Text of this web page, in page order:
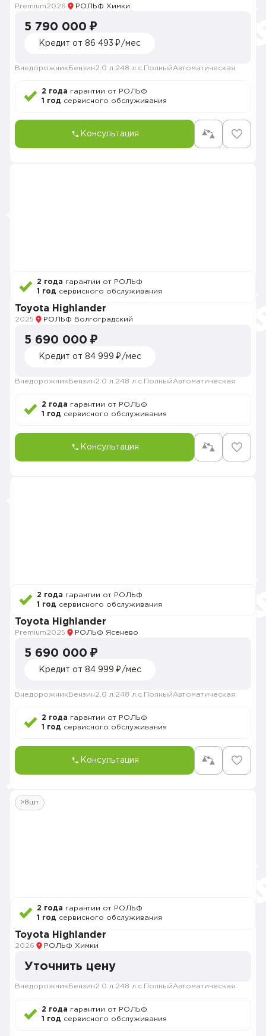
Premium2026 РОЛЬФ Химки
5 790 000 ₽
Кредит от 86 493 ₽/мес
Внедорожник Бензин2.0 л. 248 л.с. ПолныйАвтоматическая
2 года гарантии от РОЛЬФ
1 год сервисного обслуживания
Консультация
2 года гарантии от РОЛЬФ
1 год сервисного обслуживания
Toyota Highlander
2025 РОЛЬФ Волгоградский
5 690 000 ₽
Кредит от 84 999 ₽/мес
Внедорожник Бензин2.0 л. 248 л.с. ПолныйАвтоматическая
2 года гарантии от РОЛЬФ
1 год сервисного обслуживания
Консультация
2 года гарантии от РОЛЬФ
1 год сервисного обслуживания
Toyota Highlander
Premium2025 РОЛЬФ Ясенево
5 690 000 ₽
Кредит от 84 999 ₽/мес
Внедорожник Бензин2.0 л. 248 л.с. ПолныйАвтоматическая
2 года гарантии от РОЛЬФ
1 год сервисного обслуживания
Консультация
>8шт
2 года гарантии от РОЛЬФ
1 год сервисного обслуживания
Toyota Highlander
2026 РОЛЬФ Химки
Уточнить цену
Внедорожник Бензин2.0 л. 248 л.с. ПолныйАвтоматическая
2 года гарантии от РОЛЬФ
1 год сервисного обслуживания